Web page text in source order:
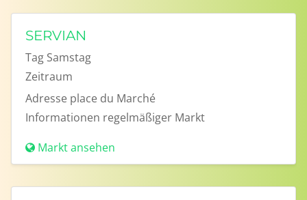
SERVIAN
Tag Samstag
Zeitraum
Adresse place du Marché
Informationen regelmäßiger Markt
Markt ansehen